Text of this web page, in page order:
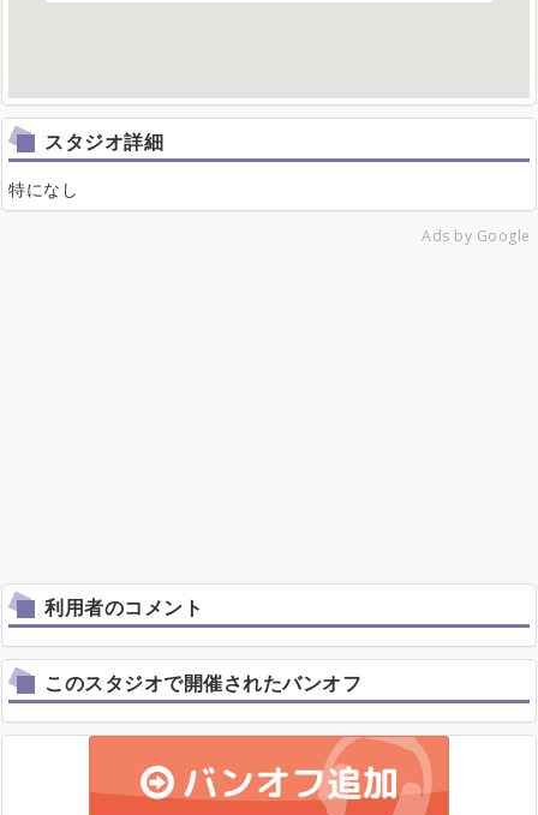
スタジオ詳細
特になし
Ads by Google
利用者のコメント
このスタジオで開催されたバンオフ